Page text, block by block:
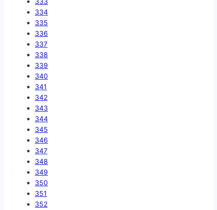
334
335
336
337
338
339
340
341
342
343
344
345
346
347
348
349
350
351
352